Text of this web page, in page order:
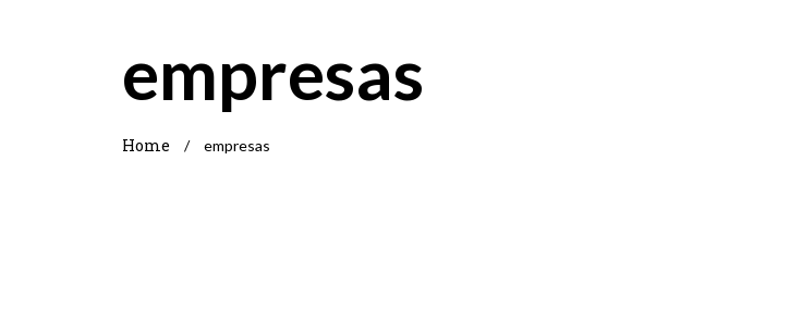
empresas
Home / empresas